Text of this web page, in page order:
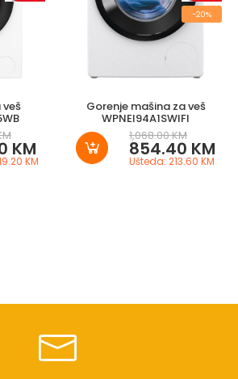
veš
KM
KM
-20%
Gorenje mašina za veš
WPNEI94A1SWIFI
1,068.00 KM
854.40 KM
Ušteda: 213.60 KM